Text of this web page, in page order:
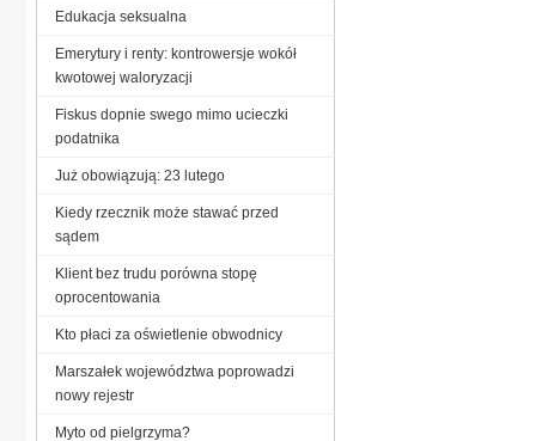
Edukacja seksualna
Emerytury i renty: kontrowersje wokół
kwotowej waloryzacji
Fiskus dopnie swego mimo ucieczki
podatnika
Już obowiązują: 23 lutego
Kiedy rzecznik może stawać przed
sądem
Klient bez trudu porówna stopę
oprocentowania
Kto płaci za oświetlenie obwodnicy
Marszałek województwa poprowadzi
nowy rejestr
Myto od pielgrzyma?